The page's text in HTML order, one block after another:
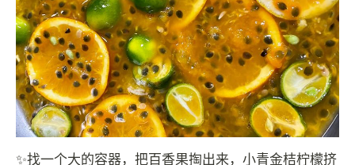
✨找一个大的容器，把百香果掏出来，小青金桔柠檬挤